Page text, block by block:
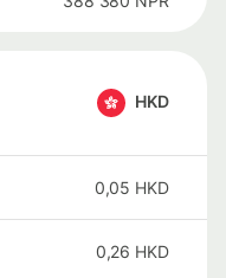
HKD
0,05 HKD
0,26 HKD